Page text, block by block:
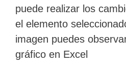
puede realizar los
el elemento
imagen puedes
gráfico en Excel